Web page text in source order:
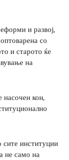
и развој,
со
и старото ќе
на
насочен кон,
сите институции
не само на